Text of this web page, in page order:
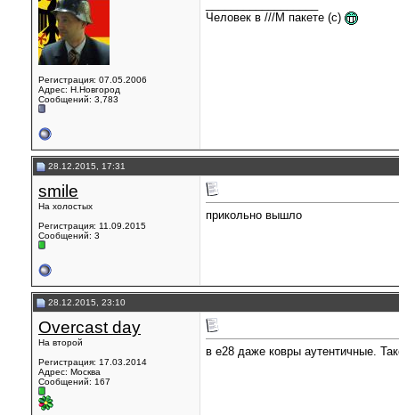
Регистрация: 07.05.2006
Адрес: Н.Новгород
Сообщений: 3,783
Человек в ///М пакете (с)
28.12.2015, 17:31
smile
На холостых
Регистрация: 11.09.2015
Сообщений: 3
прикольно вышло
28.12.2015, 23:10
Overcast day
На второй
Регистрация: 17.03.2014
Адрес: Москва
Сообщений: 167
в е28 даже ковры аутентичные.